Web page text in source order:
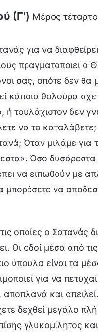
(Γ') Μέρος τέταρτο
για να
πραγματοποιεί ο
σας, οπότε δεν θα
κάποια θολούρα
ή τουλάχιστον δεν
να το
Όταν μιλάμε
Όσο δυσάρεστα
να ειπωθούν με
να
οποίες ο Σατανάς
Οι οδοί μέσα από
ύπουλα είναι τα
για να
και
δεχθεί μεγάλο
γλυκομίλητος